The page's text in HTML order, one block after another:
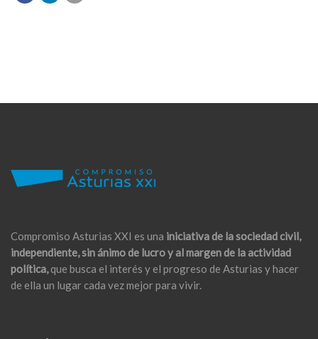
Compromiso Asturias XXI es una iniciativa de la sociedad civil,
independiente, sin ánimo de lucro y al margen de la actividad
política,que busca el interés y el progreso de Asturias y hacer
de ella un lugar cada vez mejor para vivir.